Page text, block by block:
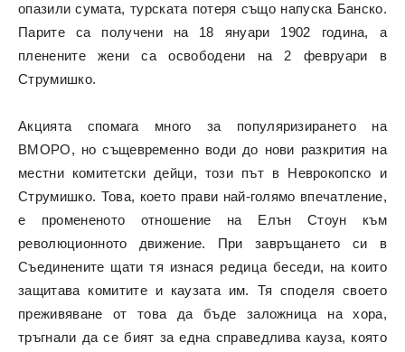
опазили сумата, турската потеря също напуска Банско.
Парите са получени на 18 януари 1902 година, а
пленените жени са освободени на 2 февруари в
Струмишко.
Акцията спомага много за популяризирането на
ВМОРО, но същевременно води до нови разкрития на
местни комитетски дейци, този път в Неврокопско и
Струмишко. Това, което прави най-голямо впечатление,
е промененото отношение на Елън Стоун към
революционното движение. При завръщането си в
Съединените щати тя изнася редица беседи, на които
защитава комитите и каузата им. Тя споделя своето
преживяване от това да бъде заложница на хора,
тръгнали да се бият за една справедлива кауза, която